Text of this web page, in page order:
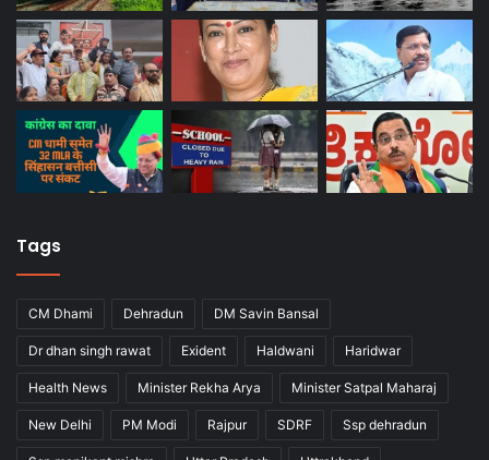
Tags
CM Dhami Dehradun DM Savin Bansal
Dr dhan singh rawat Exident Haldwani Haridwar
Health News Minister Rekha Arya Minister Satpal Maharaj
New Delhi PM Modi Rajpur SDRF Ssp dehradun